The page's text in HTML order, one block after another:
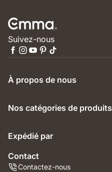
Suivez-nous
À propos de nous
Nos catégories de produits
Expédié par
Contact
Contactez-nous